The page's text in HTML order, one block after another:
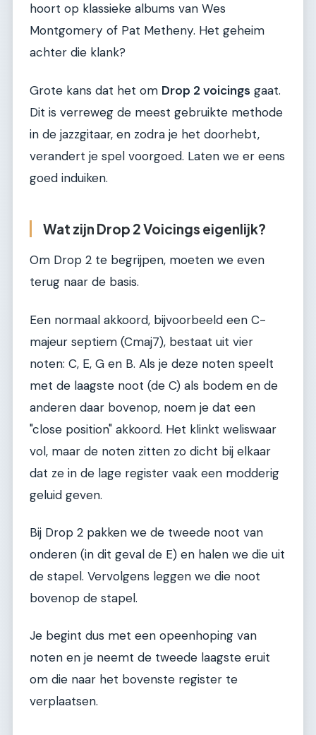
hoort op klassieke albums van Wes
Montgomery of Pat Metheny. Het geheim
achter die klank?
Grote kans dat het om Drop 2 voicings gaat.
Dit is verreweg de meest gebruikte methode
in de jazzgitaar, en zodra je het doorhebt,
verandert je spel voorgoed. Laten we er eens
goed induiken.
Wat zijn Drop 2 Voicings eigenlijk?
Om Drop 2 te begrijpen, moeten we even
terug naar de basis.
Een normaal akkoord, bijvoorbeeld een C-
majeur septiem (Cmaj7), bestaat uit vier
noten: C, E, G en B. Als je deze noten speelt
met de laagste noot (de C) als bodem en de
anderen daar bovenop, noem je dat een
"close position" akkoord. Het klinkt weliswaar
vol, maar de noten zitten zo dicht bij elkaar
dat ze in de lage register vaak een modderig
geluid geven.
Bij Drop 2 pakken we de tweede noot van
onderen (in dit geval de E) en halen we die uit
de stapel. Vervolgens leggen we die noot
bovenop de stapel.
Je begint dus met een opeenhoping van
noten en je neemt de tweede laagste eruit
om die naar het bovenste register te
verplaatsen.